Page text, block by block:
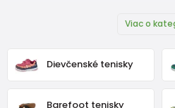
odolnosť a podpora chodidla.
Crave,BiomecanicsaKeen.
Viac o
Dievčenské tenisky
Barefoot tenisky